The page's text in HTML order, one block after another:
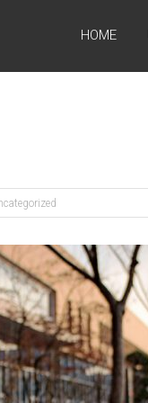
HOME